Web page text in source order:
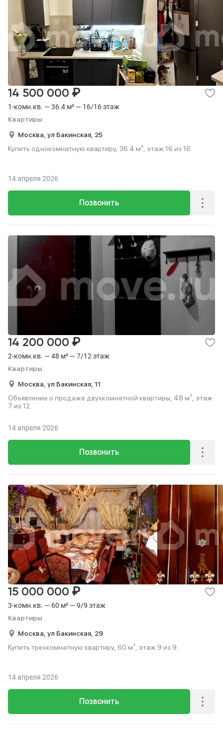
1-комн.кв. — 36.4 м² — 16/16 этаж
Квартиры
14 500 000 ₽
Москва, ул Бакинская, 25
Купить однокомнатную квартиру, 36.4 м², этаж 16 из 16.
Позвонить
14 апреля 2026
2-комн.кв. — 48 м² — 7/12 этаж
Квартиры
14 200 000 ₽
Москва, ул Бакинская, 11
Объявление о продаже двухкомнатной квартиры, 48 м², этаж
7 из 12.
Позвонить
14 апреля 2026
3-комн.кв. — 60 м² — 9/9 этаж
Квартиры
15 000 000 ₽
Москва, ул Бакинская, 29
Купить трехкомнатную квартиру, 60 м², этаж 9 из 9.
Позвонить
14 апреля 2026